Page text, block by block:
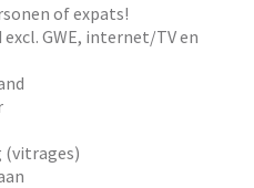
of expats!
GWE, internet/TV en
(vitrages)